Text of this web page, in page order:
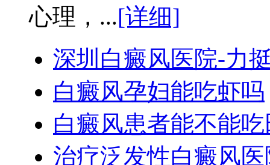
心理，...[详细]
深圳白癜风医院-力
白癜风孕妇能吃虾吗
白癜风患者能不能
治疗泛发性白癜风医